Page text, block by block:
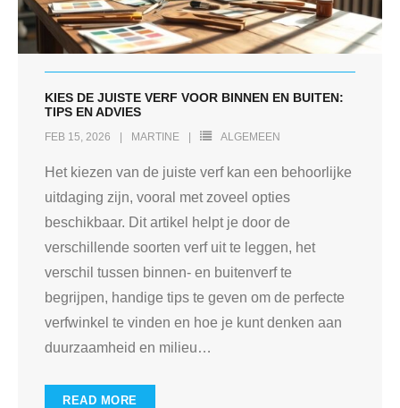
KIES DE JUISTE VERF VOOR BINNEN EN BUITEN:
TIPS EN ADVIES
FEB 15, 2026 MARTINE ALGEMEEN
Het kiezen van de juiste verf kan een behoorlijke
uitdaging zijn, vooral met zoveel opties
beschikbaar. Dit artikel helpt je door de
verschillende soorten verf uit te leggen, het
verschil tussen binnen- en buitenverf te
begrijpen, handige tips te geven om de perfecte
verfwinkel te vinden en hoe je kunt denken aan
duurzaamheid en milieu…
READ MORE